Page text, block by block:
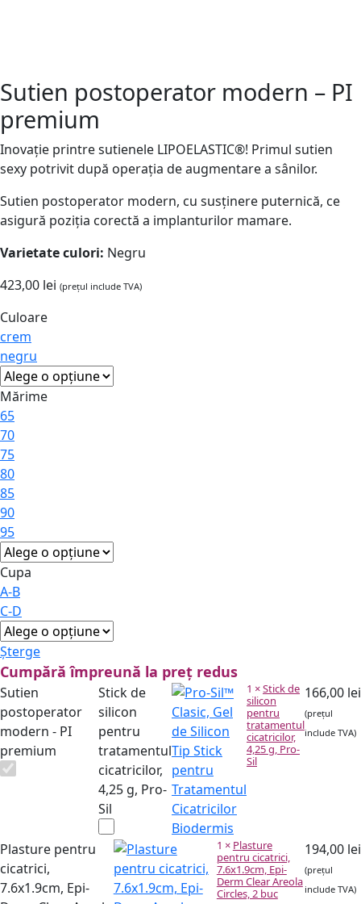
Sutien postoperator modern – PI
premium
Inovație printre sutienele LIPOELASTIC®! Primul sutien
sexy potrivit după operația de augmentare a sânilor.
Sutien postoperator modern, cu susținere puternică, ce
asigură poziția corectă a implanturilor mamare.
Varietate culori: Negru
423,00 lei (prețul include TVA)
Culoare
crem
negru
Mărime
65
70
75
80
85
90
95
Cupa
A-B
C-D
Șterge
Cumpără împreună la preț redus
Sutien
postoperator
modern - PI
premium
Stick de
silicon
pentru
tratamentul
cicatricilor,
4,25 g, Pro-
Sil
1 ×Stick de
silicon
pentru
tratamentul
cicatricilor,
4,25 g, Pro-
Sil
166,00 lei
(prețul
include TVA)
Plasture pentru
cicatrici,
7.6x1.9cm, Epi-
1 × Plasture
pentru cicatrici,
7.6x1.9cm, Epi-
Derm Clear Areola
Circles, 2 buc
194,00 lei
(prețul
include TVA)